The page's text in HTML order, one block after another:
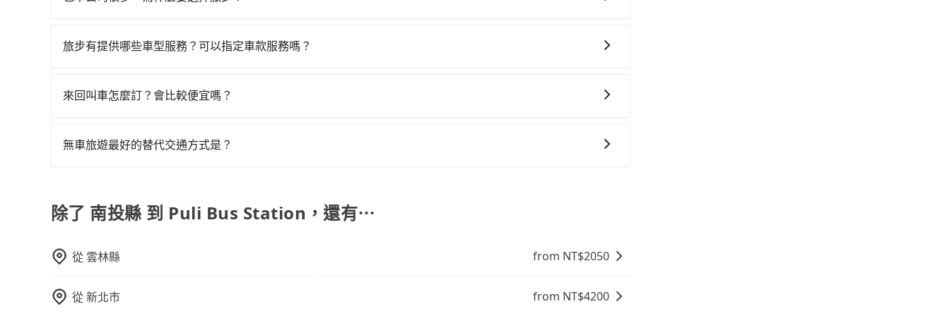
點仍有段距離，在遇到下雨天或者載行李時，就顯得非常不便。
服務，是絕大多數乘客出行的最佳選擇。
供更彈性的取消訂單規定，並致力於提供高品質的包車服務。選擇旅步絕對是明智的選擇之一。
旅步有提供哪些車型服務？可以指定車款服務嗎？
專人回覆您。
來回叫車怎麼訂？會比較便宜嗎？
定。至於價格已經市場最優惠，並無特別針對來回車趟做額外折扣，但如果手上有優惠代碼，歡迎直接使用，不
無車旅遊最好的替代交通方式是？
務，由專人到府接送，讓您更加輕鬆自在。
除了 南投縣 到 Puli Bus Station，還有⋯
從雲林縣 from NT$2050
從新北市 from NT$4200